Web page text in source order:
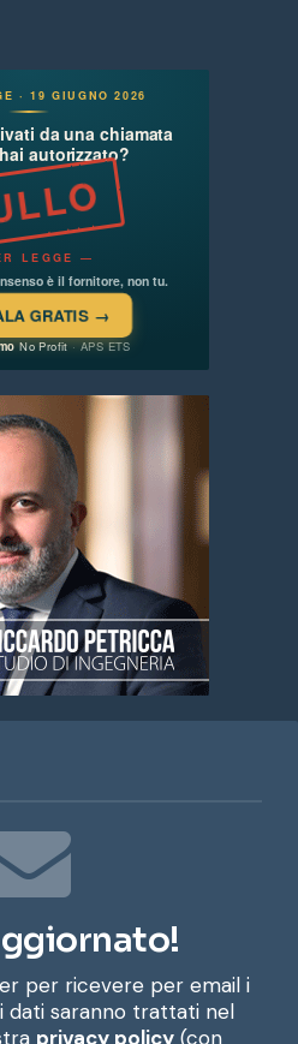
per ricevere per email i
dati saranno trattati nel
privacy policy(con